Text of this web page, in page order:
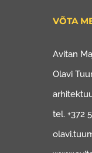
VÕTA
Avitan
Olavi
tel. +372